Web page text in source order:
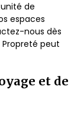
de
espaces
nous dès
peut
et de